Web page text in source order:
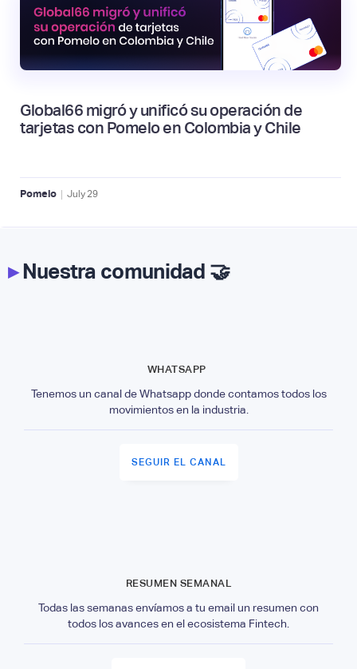
Global66 migró y unificó su operación de
tarjetas con Pomelo en Colombia y Chile
Pomelo | July 29
▸Nuestra comunidad 🤝
WHATSAPP
Tenemos un canal de Whatsapp donde contamos todos los
movimientos en la industria.
SEGUIR EL CANAL
RESUMEN SEMANAL
Todas las semanas envíamos a tu email un resumen con
todos los avances en el ecosistema Fintech.